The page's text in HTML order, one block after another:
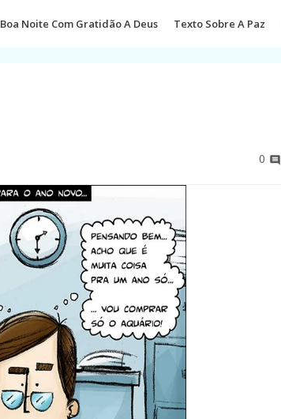
Boa Noite Com Gratidão A Deus Texto Sobre A Paz
0